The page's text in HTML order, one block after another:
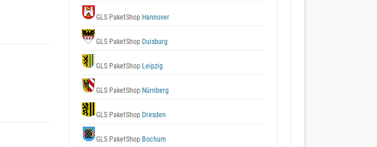
GLS PaketShop Hannover
GLS PaketShop Duisburg
GLS PaketShop Leipzig
GLS PaketShop Nürnberg
GLS PaketShop Dresden
GLS PaketShop Bochum